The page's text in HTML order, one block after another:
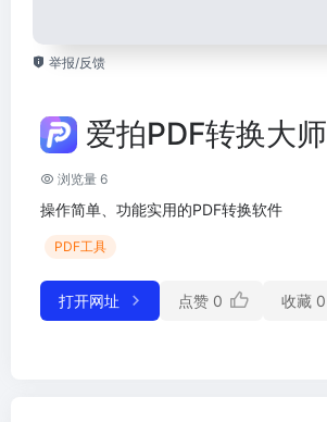
举报/反馈
爱拍PDF转换大师
浏览量 6
操作简单、功能实用的PDF转换软件
PDF工具
打开网址 点赞 0 收藏 0